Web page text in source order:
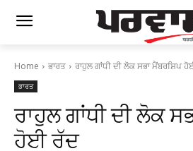
Home ਭਾਰਤ ਰਾਹੁਲ ਗਾਂਧੀ ਦੀ ਲੋਕ ਸਭਾ ਮੈਂਬਰਸ਼ਿਪ
ਭਾਰਤ
ਰਾਹੁਲ ਗਾਂਧੀ ਦੀ ਲੋਕ
ਹੋਈ ਰੱਦ